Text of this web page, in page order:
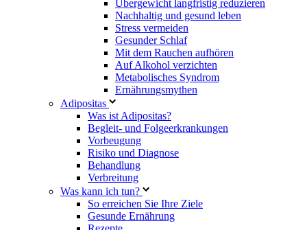
Übergewicht langfristig reduzieren
Nachhaltig und gesund leben
Stress vermeiden
Gesunder Schlaf
Mit dem Rauchen aufhören
Auf Alkohol verzichten
Metabolisches Syndrom
Ernährungsmythen
Adipositas
Was ist Adipositas?
Begleit- und Folgeerkrankungen
Vorbeugung
Risiko und Diagnose
Behandlung
Verbreitung
Was kann ich tun?
So erreichen Sie Ihre Ziele
Gesunde Ernährung